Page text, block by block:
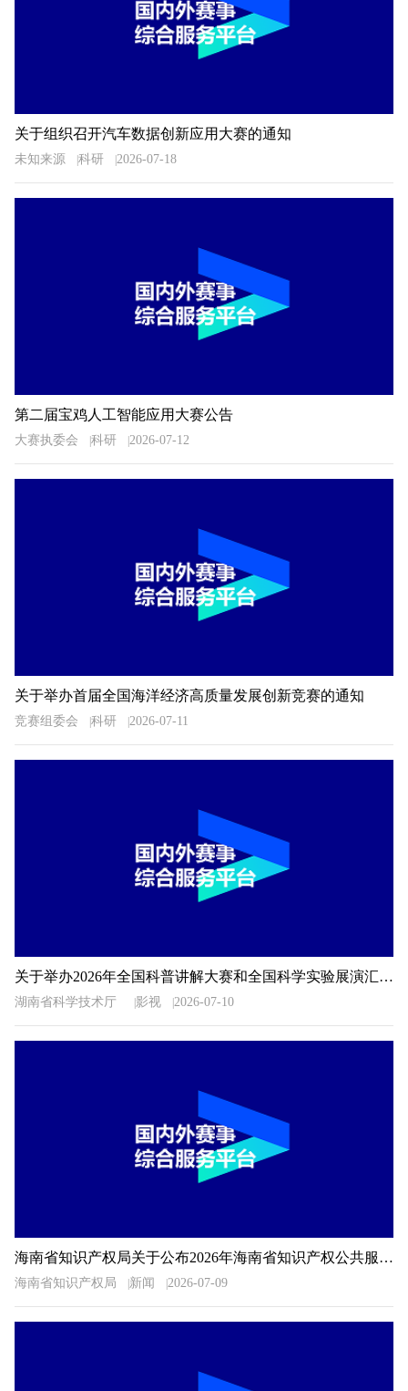
关于组织召开汽车数据创新应用大赛的通知
未知来源 科研 2026-07-18
第二届宝鸡人工智能应用大赛公告
大赛执委会 科研 2026-07-12
关于举办首届全国海洋经济高质量发展创新竞赛的通知
竞赛组委会 科研 2026-07-11
关于举办2026年全国科普讲解大赛和全国科学实验展演汇演活动湖南预选赛的通知
湖南省科学技术厅 影视 2026-07-10
海南省知识产权局关于公布2026年海南省知识产权公共服务信息检索分析技能大赛获奖名单的通知
海南省知识产权局 新闻 2026-07-09